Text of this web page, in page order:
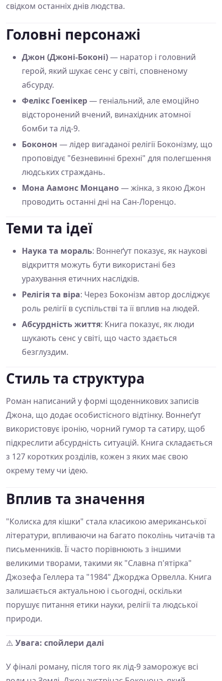
свідком останніх днів людства.
Головні персонажі
Джон (Джоні-Боконі)— наратор і головний
герой, який шукає сенс у світі, сповненому
абсурду.
Фелікс Гоенікер— геніальний, але емоційно
відсторонений вчений, винахідник атомної
бомби та лід-9.
Боконон — лідер вигаданої релігії Боконізму, що
проповідує "безневинні брехні" для полегшення
людських страждань.
Мона Аамонс Монцано— жінка, з якою Джон
проводить останні дні на Сан-Лоренцо.
Теми та ідеї
Наука та мораль: Воннеґут показує, як наукові
відкриття можуть бути використані без
урахування етичних наслідків.
Релігія та віра: Через Боконізм автор досліджує
роль релігії в суспільстві та її вплив на людей.
Абсурдність життя: Книга показує, як люди
шукають сенс у світі, що часто здається
безглуздим.
Стиль та структура
Роман написаний у формі щоденникових записів
Джона, що додає особистісного відтінку. Воннеґут
використовує іронію, чорний гумор та сатиру, щоб
підкреслити абсурдність ситуацій. Книга складається
з 127 коротких розділів, кожен з яких має свою
окрему тему чи ідею.
Вплив та значення
"Колиска для кішки" стала класикою американської
літератури, впливаючи на багато поколінь читачів та
письменників. Її часто порівнюють з іншими
великими творами, такими як "Славна п'ятірка"
Джозефа Геллера та "1984" Джорджа Орвелла. Книга
залишається актуальною і сьогодні, оскільки
порушує питання етики науки, релігії та людської
природи.
⚠️ Увага: спойлери далі
У фіналі роману, після того як лід-9 заморожує всі